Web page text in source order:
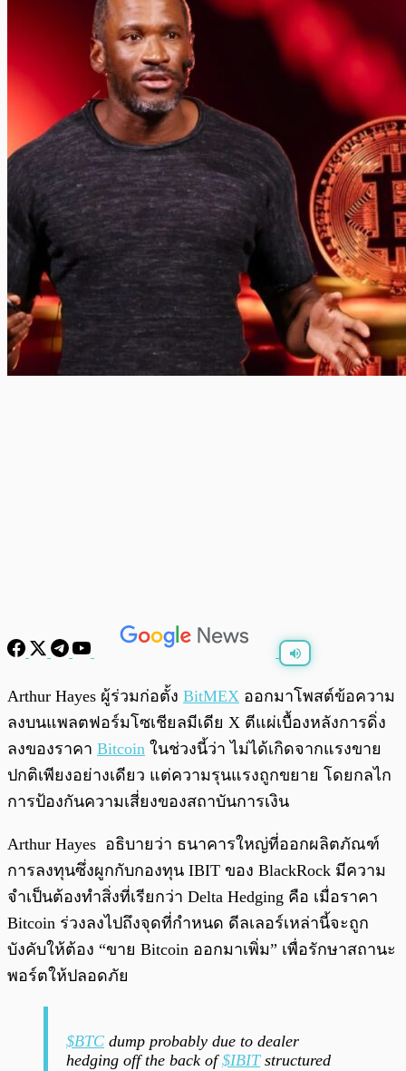
/0:00
Arthur Hayes ผู้ร่วมก่อตั้ง BitMEX ออกมาโพสต์ข้อความ
ลงบนแพลตฟอร์มโซเชียลมีเดีย X ตีแผ่เบื้องหลังการดิ่ง
ลงของราคา Bitcoin ในช่วงนี้ว่า ไม่ได้เกิดจากแรงขาย
ปกติเพียงอย่างเดียว แต่ความรุนแรงถูกขยาย โดยกลไก
การป้องกันความเสี่ยงของสถาบันการเงิน
Arthur Hayes อธิบายว่า ธนาคารใหญ่ที่ออกผลิตภัณฑ์
การลงทุนซึ่งผูกกับกองทุน IBIT ของ BlackRock มีความ
จำเป็นต้องทำสิ่งที่เรียกว่า Delta Hedging คือ เมื่อราคา
Bitcoin ร่วงลงไปถึงจุดที่กำหนด ดีลเลอร์เหล่านี้จะถูก
บังคับให้ต้อง “ขาย Bitcoin ออกมาเพิ่ม” เพื่อรักษาสถานะ
พอร์ตให้ปลอดภัย
$BTC dump probably due to dealer
hedging off the back of$IBITstructured